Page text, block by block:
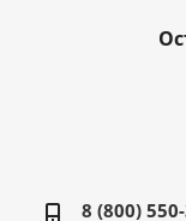
8 (800)